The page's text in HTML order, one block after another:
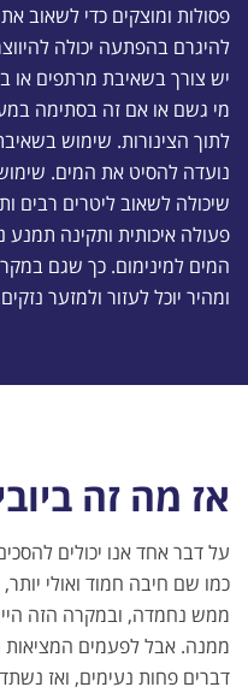
פסולות ומוצקים כדי לשאוב
להיגרם בהפתעה יכולה
יש צורך בשאיבת מרתפים או
מי גשם או אם זה בסתימה
לתוך הצינורות. שימוש
נועדה להסיט את המים.
שיכולה לשאוב ליטרים רבים
פעולה איכותית ותקינה תמנע
המים למינימום. כך שגם
ומהיר יוכל לעזור ולמזער
אז מה זה
על דבר אחד אנו יכולים
כמו שם חיבה חמוד ואולי
ממש נחמדה, ובמקרה הזה
ממנה. אבל לפעמים המציאות
דברים פחות נעימים, ואז